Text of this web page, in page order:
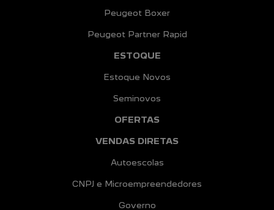
Peugeot Boxer
Peugeot Partner Rapid
ESTOQUE
Estoque Novos
Seminovos
OFERTAS
VENDAS DIRETAS
Autoescolas
CNPJ e Microempreendedores
Governo